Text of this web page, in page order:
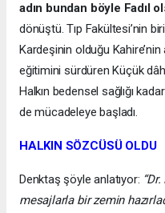
adın bundan böyle Fadıl
dönüştü. Tıp Fakültesi’nin
Kardeşinin olduğu Kahire’nin
eğitimini sürdüren Küçük
Halkın bedensel sağlığı
de mücadeleye başladı.
HALKIN SÖZCÜSÜ OLDU
Denktaş şöyle anlatıyor:
mesajlarla bir zemin